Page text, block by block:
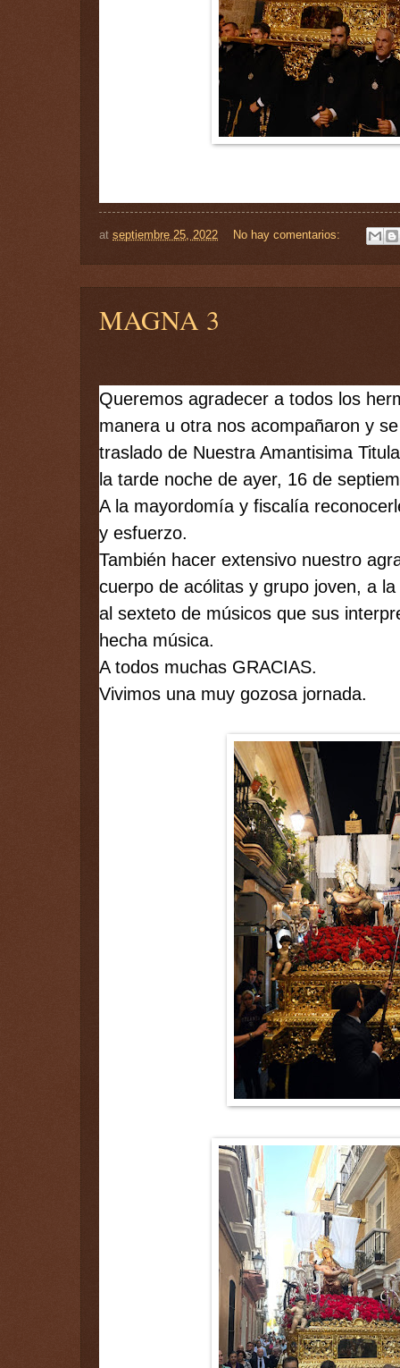
at septiembre 25, 2022 No hay comentarios:
MAGNA 3
Queremos agradecer a todos los
manera u otra nos acompañaron y
traslado de Nuestra Amantisima
la tarde noche de ayer, 16 de
A la mayordomía y fiscalía
y esfuerzo.
También hacer extensivo nuestro
cuerpo de acólitas y grupo joven, a
al sexteto de músicos que sus
hecha música.
A todos muchas GRACIAS.
Vivimos una muy gozosa jornada.